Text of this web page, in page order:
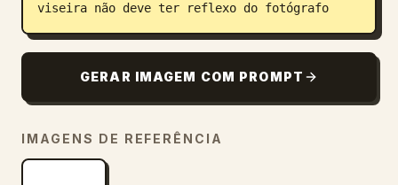
viseira não deve ter reflexo do fotógrafo
GERAR IMAGEM COM PROMPT
IMAGENS DE REFERÊNCIA